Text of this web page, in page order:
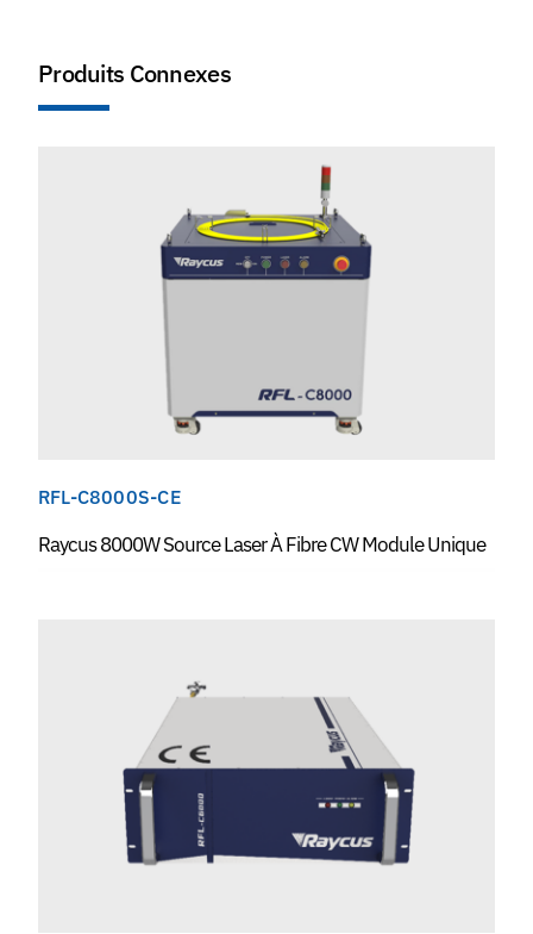
Produits Connexes
RFL-C8000S-CE
Raycus 8000W Source Laser À Fibre CW Module Unique